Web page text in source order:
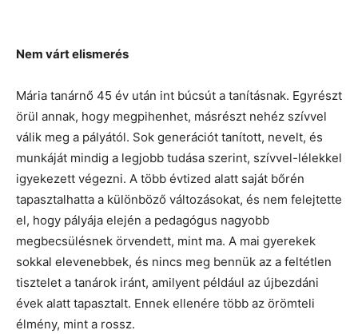
Nem várt elismerés
Mária tanárnő 45 év után int búcsút a tanításnak. Egyrészt
örül annak, hogy megpihenhet, másrészt nehéz szívvel
válik meg a pályától. Sok generációt tanított, nevelt, és
munkáját mindig a legjobb tudása szerint, szívvel-lélekkel
igyekezett végezni. A több évtized alatt saját bőrén
tapasztalhatta a különböző változásokat, és nem felejtette
el, hogy pályája elején a pedagógus nagyobb
megbecsülésnek örvendett, mint ma. A mai gyerekek
sokkal elevenebbek, és nincs meg bennük az a feltétlen
tisztelet a tanárok iránt, amilyent például az újbezdáni
évek alatt tapasztalt. Ennek ellenére több az örömteli
élmény, mint a rossz.